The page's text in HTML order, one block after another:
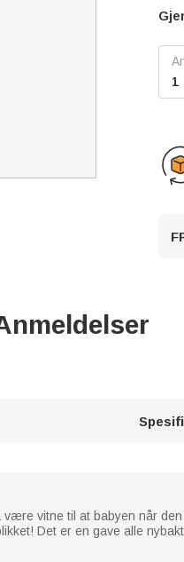
vitne til at babyen når
Det er en gave alle